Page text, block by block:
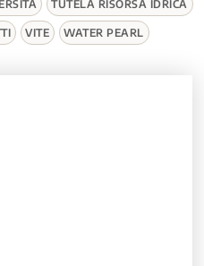
TUTELA RISORSA IDRICA
VITE WATER PEARL